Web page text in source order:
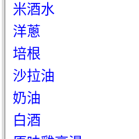
米酒水
洋蔥
培根
沙拉油
奶油
白酒